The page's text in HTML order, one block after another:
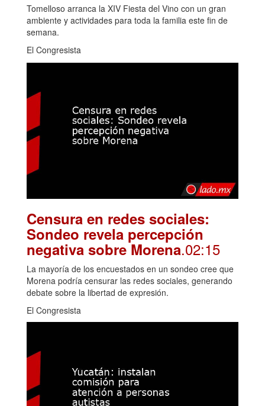
Tomelloso arranca la XIV Fiesta del Vino con un gran
ambiente y actividades para toda la familia este fin de
semana.
El Congresista
Censura en redes sociales:
Sondeo revela percepción
negativa sobre Morena.02:15
La mayoría de los encuestados en un sondeo cree que
Morena podría censurar las redes sociales, generando
debate sobre la libertad de expresión.
El Congresista